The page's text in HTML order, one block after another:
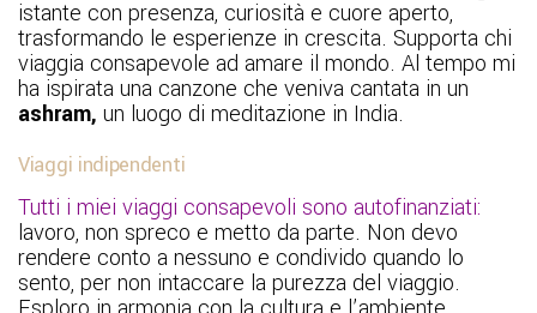
istante con presenza, curiosità e cuore aperto,
trasformando le esperienze in crescita. Supporta chi
viaggia consapevole ad amare il mondo. Al tempo mi
ha ispirata una canzone che veniva cantata in un
ashram, un luogo di meditazione in India.
Viaggi indipendenti
Tutti i miei viaggi consapevoli sono autofinanziati:
lavoro, non spreco e metto da parte. Non devo
rendere conto a nessuno e condivido quando lo
sento, per non intaccare la purezza del viaggio.